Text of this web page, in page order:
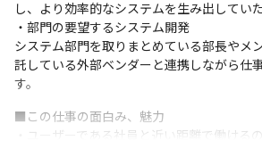
し、より効率的なシステムを生み出してい
・部門の要望するシステム開発
システム部門を取りまとめている部長やメ
託している外部ベンダーと連携しながら仕
す。
■この仕事の面白み、魅力
・ユーザーである社員と近い距離で働ける